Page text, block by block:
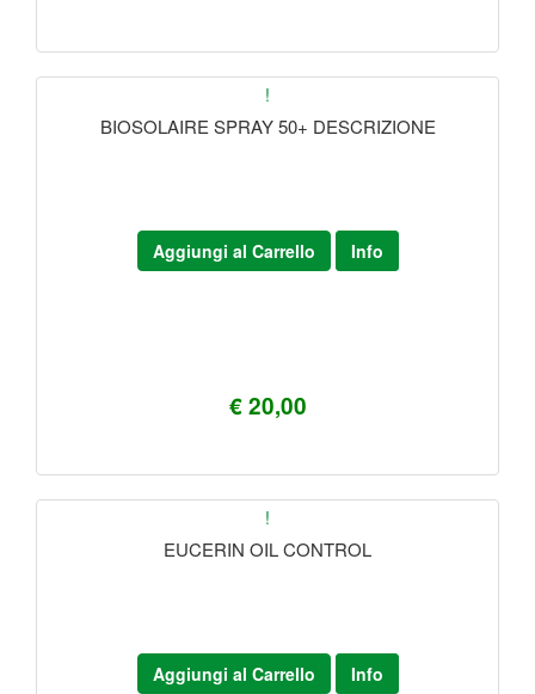
!
BIOSOLAIRE SPRAY 50+ DESCRIZIONE
€ 20,00
Aggiungi al Carrello Info
!
EUCERIN OIL CONTROL
Aggiungi al Carrello Info